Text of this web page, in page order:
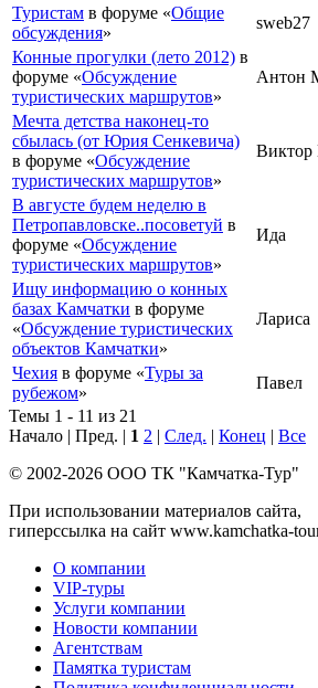
Туристам в форуме «Общие
обсуждения»
sweb27
Конные прогулки (лето 2012) в
форуме «Обсуждение
туристических маршрутов»
Антон
Мечта детства наконец-то
сбылась (от Юрия Сенкевича)
в форуме «Обсуждение
туристических маршрутов»
Виктор
В августе будем неделю в
Петропавловске..посоветуй в
форуме «Обсуждение
туристических маршрутов»
Ида
Ищу информацию о конных
базах Камчатки в форуме
«Обсуждение туристических
объектов Камчатки»
Лариса
Чехия в форуме «Туры за
рубежом»
Павел
Темы 1 - 11 из 21
Начало | Пред. | 1 2 | След. | Конец | Все
© 2002-2026 ООО ТК "Камчатка-Тур"
При использовании материалов сайта,
гиперссылка на сайт www.kamchatka-
О компании
VIP-туры
Услуги компании
Новости компании
Агентствам
Памятка туристам